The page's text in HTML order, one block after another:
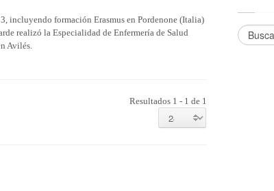
incluyendo formación Erasmus en Pordenone (Italia)
realizó la Especialidad de Enfermería de Salud
Avilés.
Resultados 1 - 1 de 1